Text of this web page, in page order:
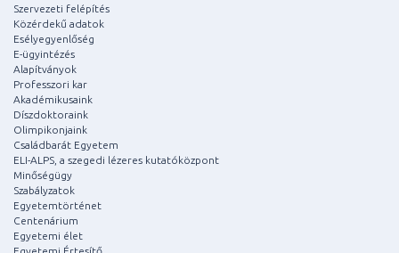
Szervezeti felépítés
Közérdekű adatok
Esélyegyenlőség
E-ügyintézés
Alapítványok
Professzori kar
Akadémikusaink
Díszdoktoraink
Olimpikonjaink
Családbarát Egyetem
ELI-ALPS, a szegedi lézeres kutatóközpont
Minőségügy
Szabályzatok
Egyetemtörténet
Centenárium
Egyetemi élet
Egyetemi Értesítő